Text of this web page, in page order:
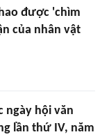
được 'chìm
của nhân vật
ngày hội văn
lần thứ IV, năm